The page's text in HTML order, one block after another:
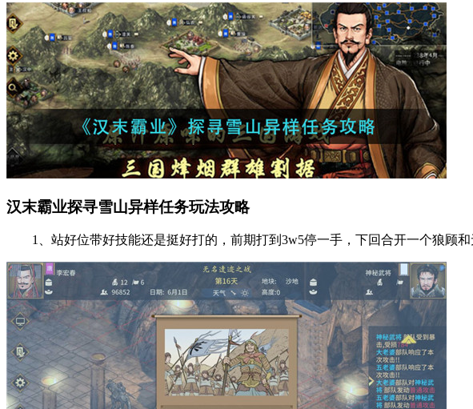
汉末霸业探寻雪山异样任务玩法攻略
1、站好位带好技能还是挺好打的，前期打到3w5停一手，下回合开一个狼顾和